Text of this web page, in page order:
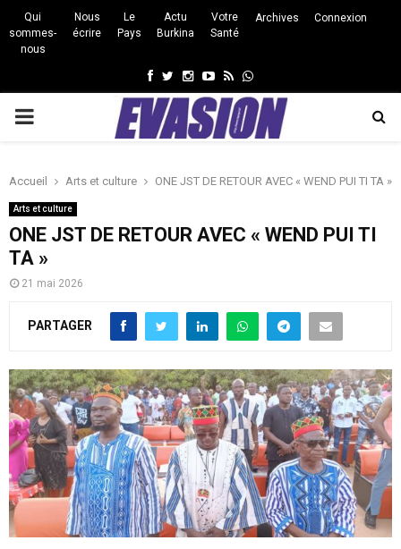
Qui
sommes-
nous
Nous
écrire
Le
Pays
Actu
Burkina
Votre
Santé
Archives Connexion
Facebook
Twitter
Instagram
Youtube
RssWhatsapp
PRIMARY
Accueil Arts et culture ONE JST DE RETOUR AVEC « WEND PUI TI TA »
Arts et culture
ONE JST DE RETOUR AVEC « WEND PUI TI
TA »
21 mai 2026
PARTAGER